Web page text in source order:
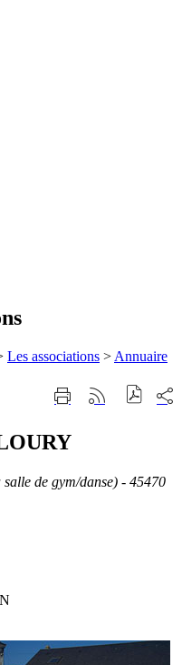
Les associations > Annuaire
ImprimerGénérer
sur
de gym/danse) - 45470